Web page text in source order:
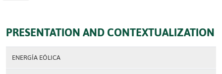
PRESENTATION AND CONTEXTUALIZATION
ENERGÍA EÓLICA